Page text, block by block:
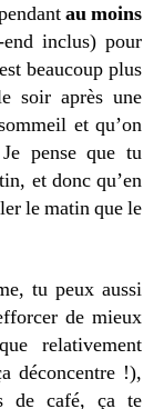
au moins
inclus) pour
beaucoup plus
soir après une
et qu’on
pense que tu
et donc qu’en
le matin que le
tu peux aussi
de mieux
relativement
déconcentre !),
de café, ça te